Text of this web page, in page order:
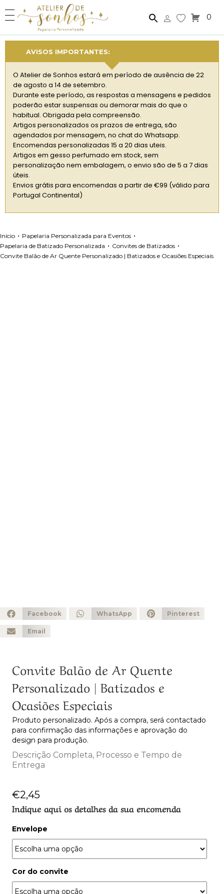
0
AVISOS IMPORTANTES:
O Atelier de Sonhos estará em período de ausência de 22
de agosto a 14 de setembro.
Durante este período, as respostas a mensagens e pedidos
poderão estar suspensas ou demorar mais do que o
habitual. Obrigada pela compreensão.
Artigos personalizados os prazos de entrega, são
agendados por mensagem, no chat do Whatsapp.
Encomendas personalizadas 15 a 20 dias uteis.
Artigos em gesso perfumado em stock, sem
personalização nem embalagem, o envio são de 5 a 7 dias
úteis.
Envios grátis para encomendas a partir de €99 (válido para
Portugal Continental)
Início • Papelaria Personalizada para Eventos •
Papelaria de Batizado Personalizada • Convites de Batizados •
Convite Balão de Ar Quente Personalizado | Batizados e Ocasiões Especiais
Facebook WhatsApp Pinterest
Email
Convite Balão de Ar Quente
Personalizado | Batizados e
Ocasiões Especiais
Produto personalizado. Após a compra, será contactado
para confirmação das informações e aprovação do
design para produção.
Descrição Completa, Processo e Tempo de
Entrega
€2,45
Indique aqui os detalhes da sua encomenda
Envelope
Cor do convite